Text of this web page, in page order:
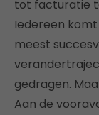
tot facturatie
Iedereen
meest
gedragen.
Aan de